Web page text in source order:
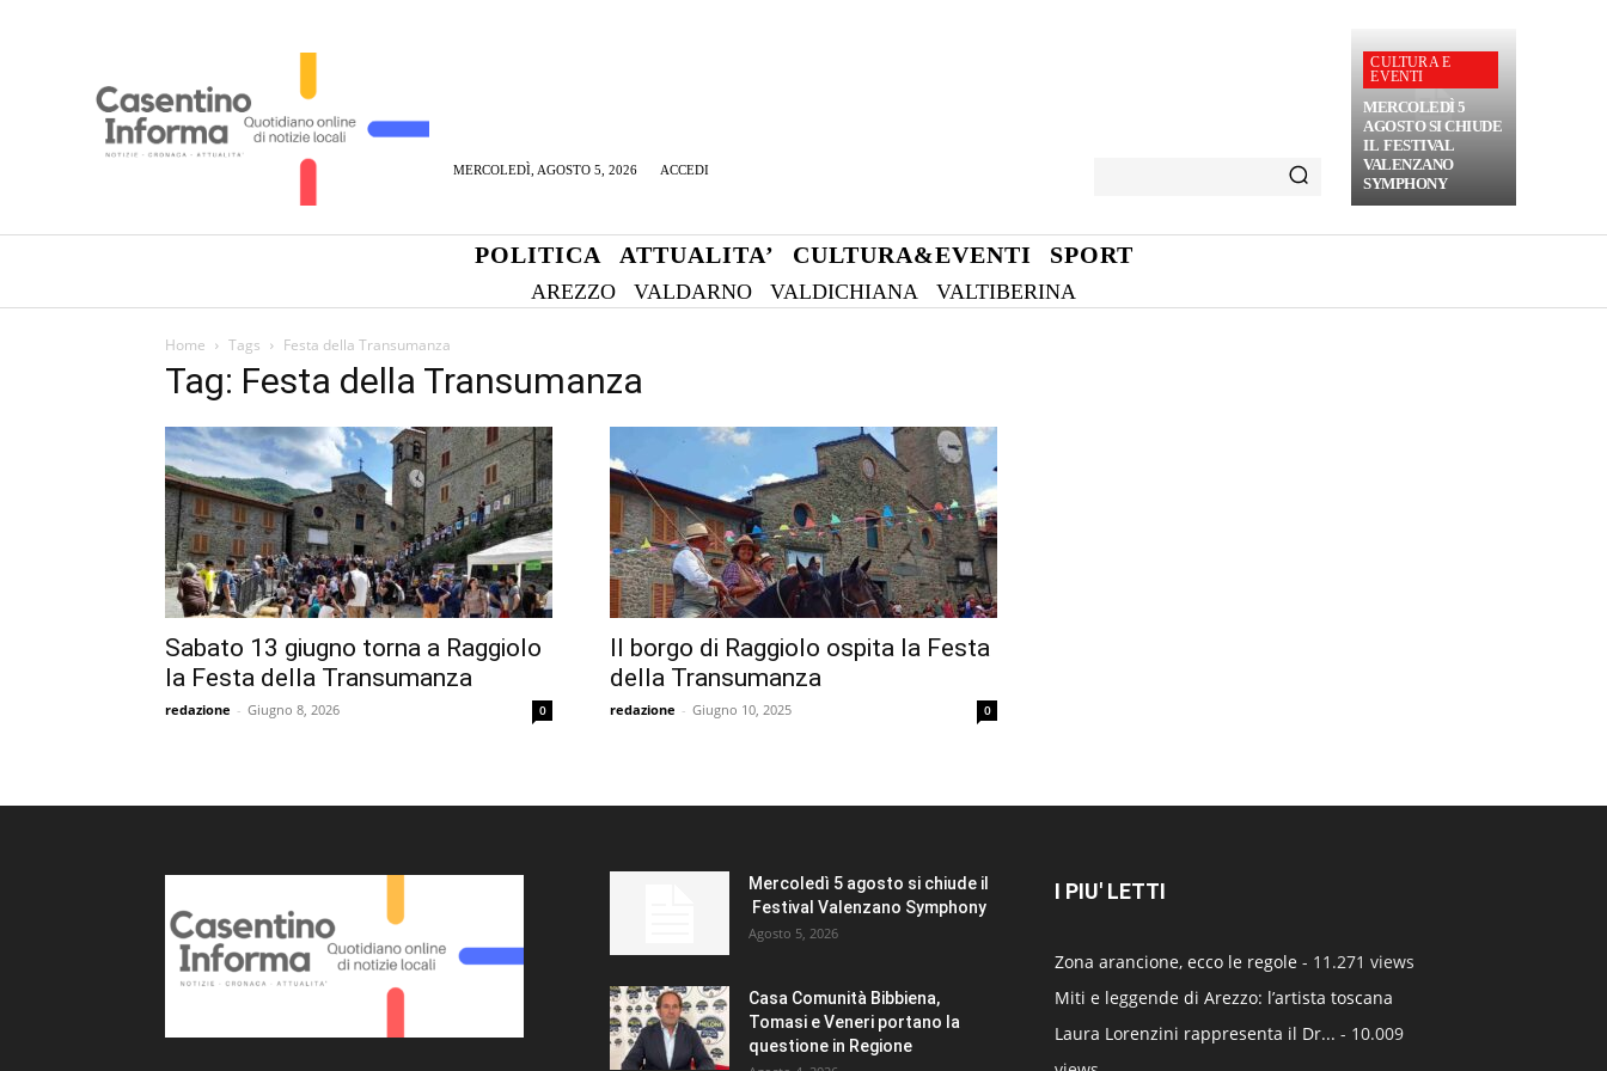
MERCOLEDÌ, AGOSTO 5, 2026 ACCEDI
CULTURA E
EVENTI
MERCOLEDÌ 5
AGOSTO SI CHIUDE
IL FESTIVAL
VALENZANO
SYMPHONY
POLITICA ATTUALITA’ CULTURA&EVENTI SPORT
AREZZO VALDARNO VALDICHIANA VALTIBERINA
Home Tags Festa della Transumanza
Tag: Festa della Transumanza
Sabato 13 giugno torna a Raggiolo
la Festa della Transumanza
redazione - Giugno 8, 2026 0
Il borgo di Raggiolo ospita la Festa
della Transumanza
redazione - Giugno 10, 2025 0
Mercoledì 5 agosto si chiude il
Festival Valenzano Symphony
Agosto 5, 2026
Casa Comunità Bibbiena,
Tomasi e Veneri portano la
questione in Regione
I PIU' LETTI
Zona arancione, ecco le regole - 11.271 views
Miti e leggende di Arezzo: l’artista toscana
Laura Lorenzini rappresenta il Dr... - 10.009